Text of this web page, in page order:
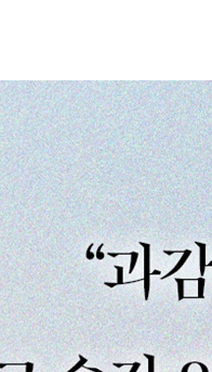
다 | 대면해야 일이 된다
하는 법
누구인가 | 알아야 해결할
는 사람 | 관용 없는 사람에
작할 수 있다
| 독립은 반항에서 시작
여